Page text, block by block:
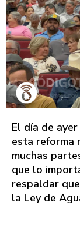
El día de
esta reforma
muchas
que lo
respaldar
la Ley de